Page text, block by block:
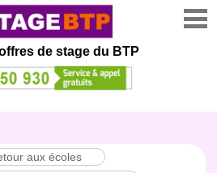
de stage du BTP
aux écoles